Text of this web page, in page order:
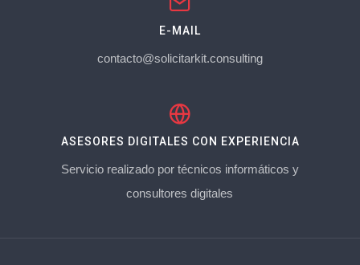
E-MAIL
contacto@solicitarkit.consulting
ASESORES DIGITALES CON EXPERIENCIA
Servicio realizado por técnicos informáticos y
consultores digitales